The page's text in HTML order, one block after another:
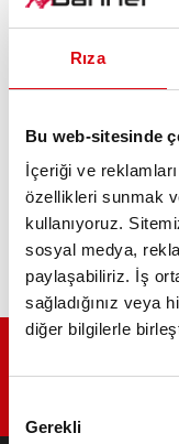
Rıza
Bu web-sitesinde
İçeriği ve
özellikleri sunmak
kullanıyoruz.
sosyal medya,
paylaşabiliriz. İş
sağladığınız veya
diğer bilgilerle
Seçimi
Gerekli
WR125, WR160
WR85, WR100